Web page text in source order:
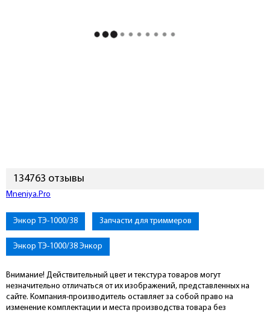
134763 отзывы
Mneniya.Pro
Энкор ТЭ-1000/38 Запчасти для триммеров
Энкор ТЭ-1000/38 Энкор
Внимание! Действительный цвет и текстура товаров могут
незначительно отличаться от их изображений, представленных на
сайте. Компания-производитель оставляет за собой право на
изменение комплектации и места производства товара без